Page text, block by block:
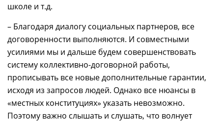
школе и т.д.
– Благодаря диалогу социальных партнеров, все
договоренности выполняются. И совместными
усилиями мы и дальше будем совершенствовать
систему коллективно-договорной работы,
прописывать все новые дополнительные гарантии,
исходя из запросов людей. Однако все нюансы в
«местных конституциях» указать невозможно.
Поэтому важно слышать и слушать, что волнует